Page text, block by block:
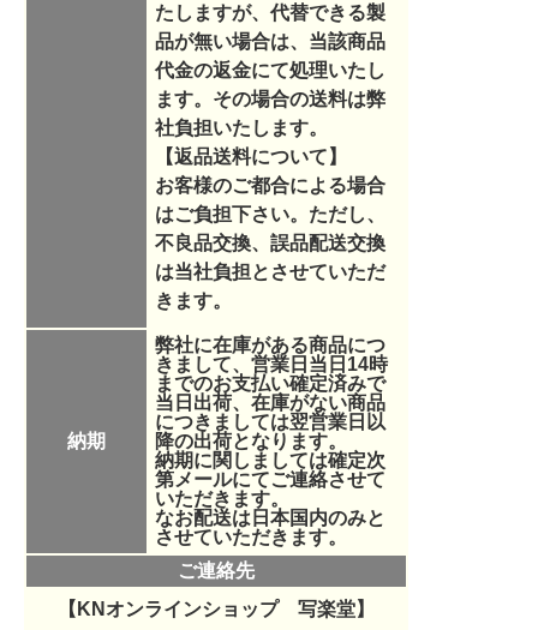
たしますが、代替できる製
品が無い場合は、当該商品
代金の返金にて処理いたし
ます。その場合の送料は弊
社負担いたします。
【返品送料について】
お客様のご都合による場合
はご負担下さい。ただし、
不良品交換、誤品配送交換
は当社負担とさせていただ
きます。
納期
弊社に在庫がある商品につ
きまして、営業日当日14時
までのお支払い確定済みで
当日出荷、在庫がない商品
につきましては翌営業日以
降の出荷となります。
納期に関しましては確定次
第メールにてご連絡させて
いただきます。
なお配送は日本国内のみと
させていただきます。
ご連絡先
【KNオンラインショップ 写楽堂】